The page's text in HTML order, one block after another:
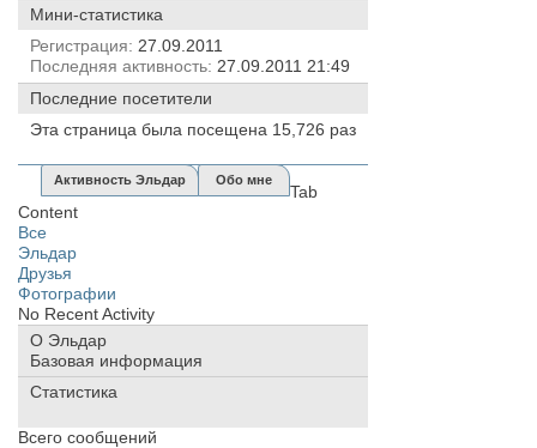
Мини-статистика
Регистрация
27.09.2011
Последняя активность 27.09.2011 21:49
Последние посетители
Эта страница была посещена 15,726 раз
Активность Эльдар Обо мне
Tab
Content
Все
Эльдар
Друзья
Фотографии
No Recent Activity
О Эльдар
Базовая информация
Статистика
Всего сообщений